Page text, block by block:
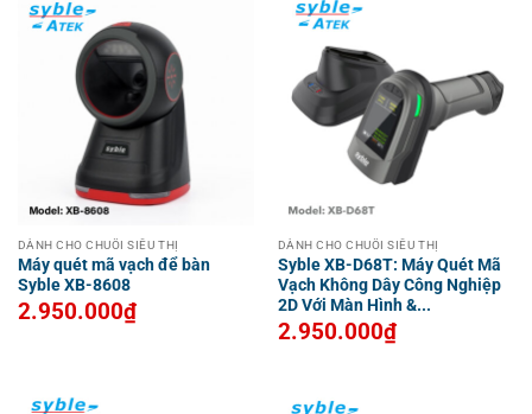
DÀNH CHO CHUỖI SIÊU THỊ
Máy quét mã vạch để bàn
Syble XB-8608
2.950.000₫
DÀNH CHO CHUỖI SIÊU THỊ
Syble XB-D68T: Máy Quét Mã
Vạch Không Dây Công Nghiệp
2D Với Màn Hình &...
2.950.000₫